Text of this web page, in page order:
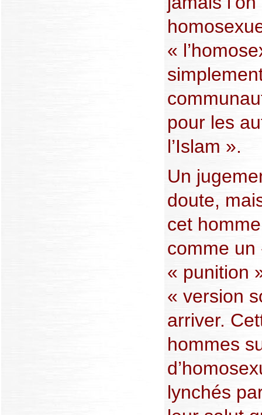
«
pour les
l’Islam ».
Un
doute,
cet
comme un
« punition
« version
arriver.
hommes
lynchés